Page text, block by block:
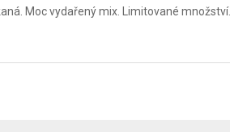
Moc vydařený mix. Limitované množství.